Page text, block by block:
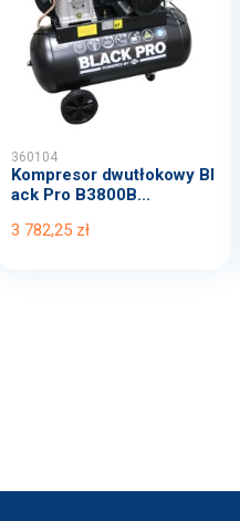
360104
Kompresor dwutłokowy Bl
ack Pro B3800B...
3 782,25 zł